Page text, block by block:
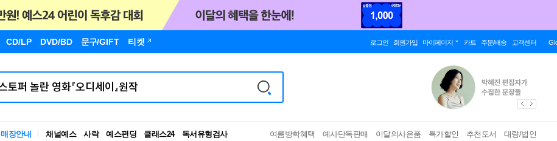
CD/LP DVD/BD 문구/GIFT 티켓 로그인 회원가입 마이페이지 카트 주문/배송 고객센터
매장안내 채널예스 사락 예스펀딩 클래스24
독서유형검사
여름방학혜택 예사단독판매 이달의사은품 특가할인 추천도서 대량/법인